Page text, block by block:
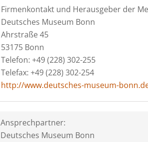
Firmenkontakt und Herausgeber der
Deutsches Museum Bonn
Ahrstraße 45
53175 Bonn
Telefon: +49 (228) 302-255
Telefax: +49 (228) 302-254
http://www.deutsches-museum-
Ansprechpartner:
Deutsches Museum Bonn